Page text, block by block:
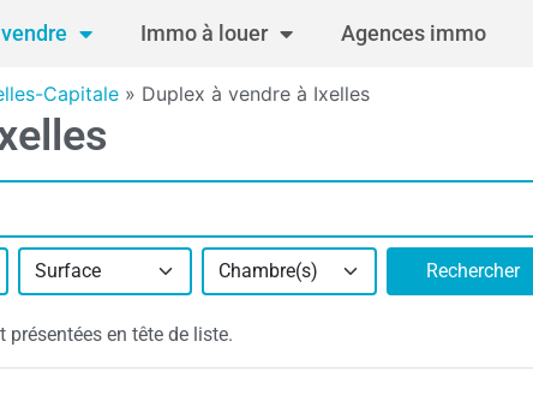
Immo à louer Agences immo
Capitale » Duplex à vendre à Ixelles
Surface Chambre(s) Rechercher
en tête de liste.